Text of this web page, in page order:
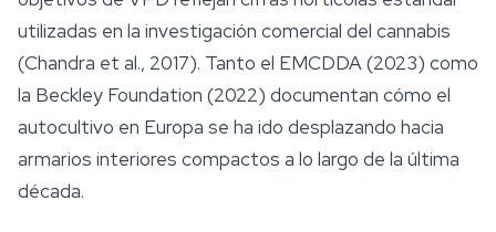
utilizadas en la investigación comercial del cannabis
(Chandra et al., 2017). Tanto el EMCDDA (2023) como
la Beckley Foundation (2022) documentan cómo el
autocultivo en Europa se ha ido desplazando hacia
armarios interiores compactos a lo largo de la última
década.